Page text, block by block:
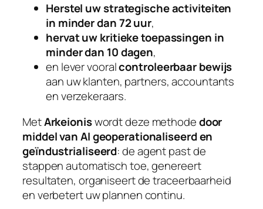
Herstel uw strategische activiteiten
in minder dan 72 uur,
hervat uw kritieke toepassingen in
minder dan 10 dagen,
en lever vooralcontroleerbaar bewijs
aan uw klanten, partners, accountants
en verzekeraars.
MetArkeioniswordt deze methodedoor
middel van AI geoperationaliseerd en
geïndustrialiseerd: de agent past de
stappen automatisch toe, genereert
resultaten, organiseert de traceerbaarheid
en verbetert uw plannen continu.